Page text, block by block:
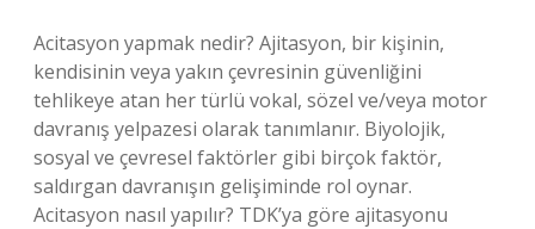
Acitasyon yapmak nedir? Ajitasyon, bir kişinin,
kendisinin veya yakın çevresinin güvenliğini
tehlikeye atan her türlü vokal, sözel ve/veya motor
davranış yelpazesi olarak tanımlanır. Biyolojik,
sosyal ve çevresel faktörler gibi birçok faktör,
saldırgan davranışın gelişiminde rol oynar.
Acitasyon nasıl yapılır? TDK’ya göre ajitasyonu